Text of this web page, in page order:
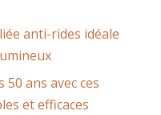
anti-rides idéale
50 ans avec ces
et efficaces